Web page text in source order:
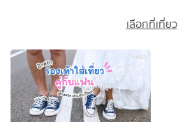
เลือกที่เที่ยว